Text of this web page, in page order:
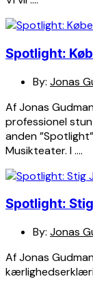
Spotlight:
By: Jonas
Af Jonas
professionel
anden
Musikteater. I ….
Spotlight:
By: Jonas
Af Jonas